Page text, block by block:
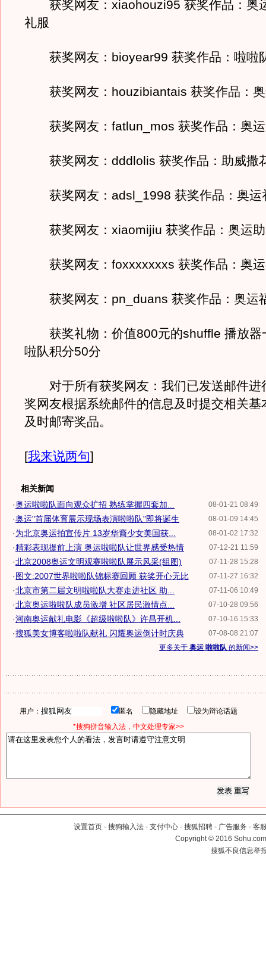
获奖网友：xiaohouzi95 获奖作品：奥
礼服
获奖网友：bioyear99 获奖作品：啦啦
获奖网友：houzibiantais 获奖作品：奥
获奖网友：fatlun_mos 获奖作品：奥运
获奖网友：dddlolis 获奖作品：助威撒
获奖网友：adsl_1998 获奖作品：奥运
获奖网友：xiaomijiu 获奖作品：奥运
获奖网友：foxxxxxxxs 获奖作品：奥
获奖网友：pn_duans 获奖作品：奥运
获奖礼物：价值800元的shuffle 播放器
啦队积分50分
对于所有获奖网友：我们已发送邮件进
奖网友根据系统邮件的信息及时提交相关基
及时邮寄奖品。
[我来说两句]
相关新闻
08-01-21 08:49
·奥运啦啦队面向观众扩招 熟练掌握四套加...
08-01-09 14:45
·奥运"首届体育展示现场表演啦啦队"即将诞生
08-01-02 17:32
·为北京奥运拍宣传片 13岁华裔少女美国获...
07-12-21 11:59
·精彩表现提前上演 奥运啦啦队让世界感受热情
07-11-28 15:28
·北京2008奥运文明观赛啦啦队展示风采(组图)
07-11-27 16:32
·图文:2007世界啦啦队锦标赛回顾 获奖开心无比
07-11-06 10:49
·北京市第二届文明啦啦队大赛走进社区 助...
07-10-28 09:56
·北京奥运啦啦队成员激增 社区居民激情点...
07-10-16 15:33
·河南奥运献礼电影《超级啦啦队》许昌开机...
07-08-08 21:07
·搜狐美女博客啦啦队献礼 闪耀奥运倒计时庆典
更多关于 奥运 啦啦队 的新闻>>
用户： 匿名 隐藏地址
设为辩论话题
*搜狗拼音输入法，中文处理专家>>
设置首页 - 搜狗输入法 - 支付中心 - 搜狐招聘 - 广告服务 - 客
Copyright©2016
搜狐不良信息举